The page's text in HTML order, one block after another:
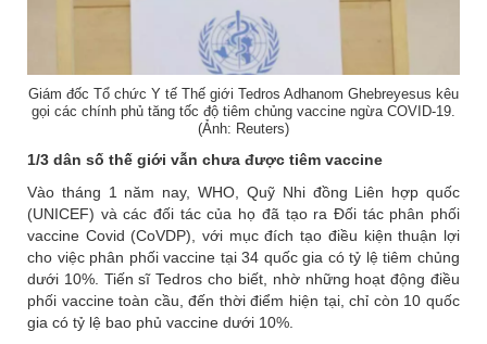
Giám đốc Tổ chức Y tế Thế giới Tedros Adhanom Ghebreyesus kêu
gọi các chính phủ tăng tốc độ tiêm chủng vaccine ngừa COVID-19.
(Ảnh: Reuters)
1/3 dân số thế giới vẫn chưa được tiêm vaccine
Vào tháng 1 năm nay, WHO, Quỹ Nhi đồng Liên hợp quốc
(UNICEF) và các đối tác của họ đã tạo ra Đối tác phân phối
vaccine Covid (CoVDP), với mục đích tạo điều kiện thuận lợi
cho việc phân phối vaccine tại 34 quốc gia có tỷ lệ tiêm chủng
dưới 10%. Tiến sĩ Tedros cho biết, nhờ những hoạt động điều
phối vaccine toàn cầu, đến thời điểm hiện tại, chỉ còn 10 quốc
gia có tỷ lệ bao phủ vaccine dưới 10%.